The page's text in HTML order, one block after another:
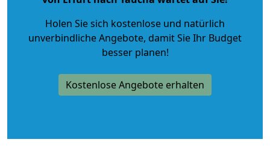
Holen Sie sich kostenlose und natürlich
unverbindliche Angebote, damit Sie Ihr Budget
besser planen!
Kostenlose Angebote erhalten